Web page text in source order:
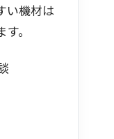
い機材は
。